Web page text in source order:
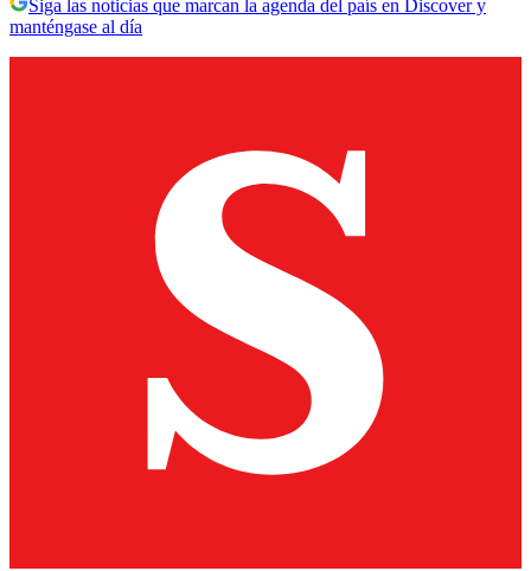
Siga las noticias que marcan la agenda del país en Discover y
manténgase al día